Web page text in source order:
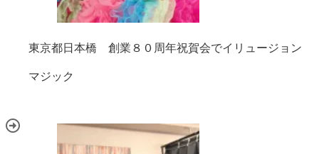
東京都日本橋 創業８０周年祝賀会でイリュージョン
マジック